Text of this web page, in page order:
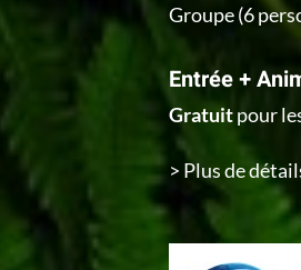
Groupe (6
Entrée +
Gratuitpour
> Plus de